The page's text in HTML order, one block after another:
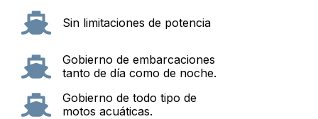
Sin limitaciones de potencia
Gobierno de embarcaciones
tanto de día como de noche.
Gobierno de todo tipo de
motos acuáticas.